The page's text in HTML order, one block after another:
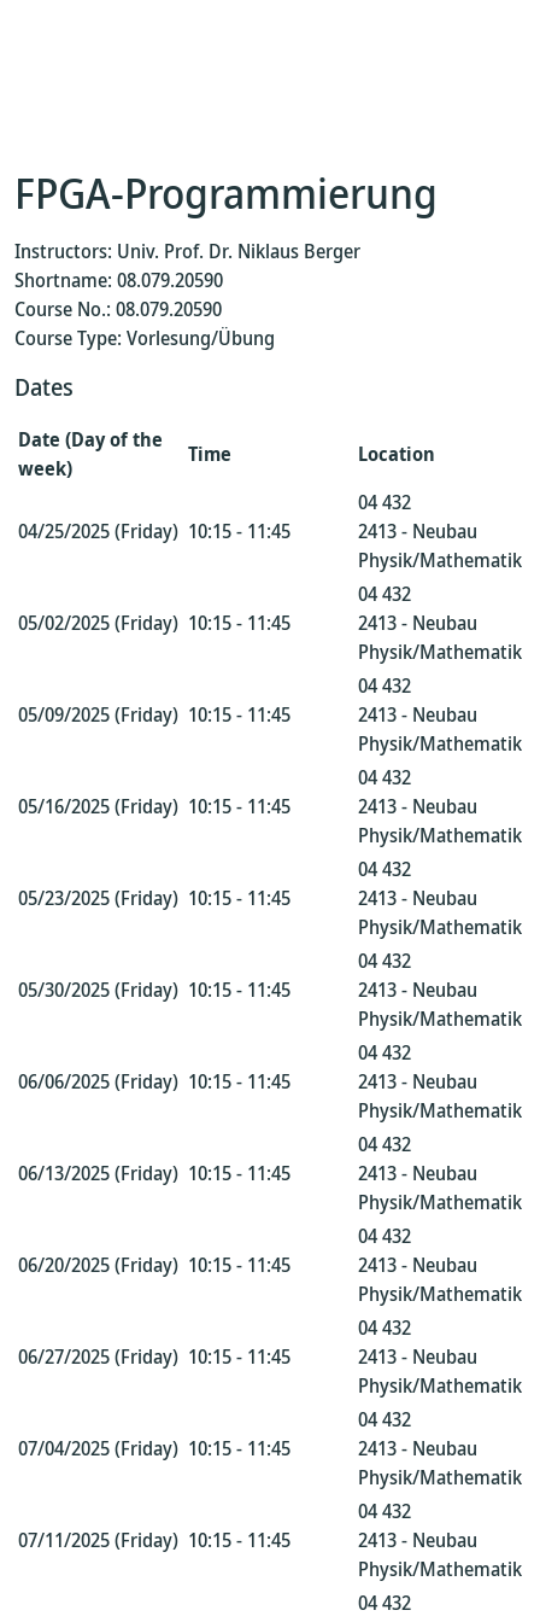
FPGA-Programmierung
Instructors: Univ. Prof. Dr. Niklaus Berger
Shortname: 08.079.20590
Course No.: 08.079.20590
Course Type: Vorlesung/Übung
Dates
Date (Day of the
week)
Time Location
04/25/2025 (Friday) 10:15 - 11:45
04 432
2413 - Neubau
Physik/Mathematik
05/02/2025 (Friday) 10:15 - 11:45
04 432
2413 - Neubau
Physik/Mathematik
05/09/2025 (Friday) 10:15 - 11:45
04 432
2413 - Neubau
Physik/Mathematik
05/16/2025 (Friday) 10:15 - 11:45
04 432
2413 - Neubau
Physik/Mathematik
05/23/2025 (Friday) 10:15 - 11:45
04 432
2413 - Neubau
Physik/Mathematik
05/30/2025 (Friday) 10:15 - 11:45
04 432
2413 - Neubau
Physik/Mathematik
06/06/2025 (Friday) 10:15 - 11:45
04 432
2413 - Neubau
Physik/Mathematik
06/13/2025 (Friday) 10:15 - 11:45
04 432
2413 - Neubau
Physik/Mathematik
06/20/2025 (Friday) 10:15 - 11:45
04 432
2413 - Neubau
Physik/Mathematik
06/27/2025 (Friday) 10:15 - 11:45
04 432
2413 - Neubau
Physik/Mathematik
07/04/2025 (Friday) 10:15 - 11:45
04 432
2413 - Neubau
Physik/Mathematik
07/11/2025 (Friday) 10:15 - 11:45
04 432
2413 - Neubau
Physik/Mathematik
04 432